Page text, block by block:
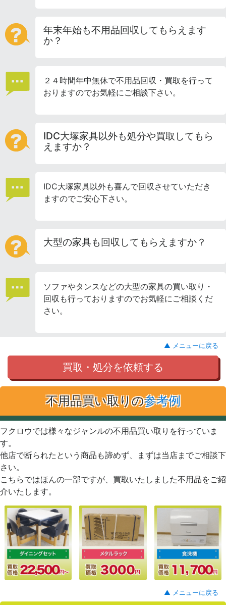
年末年始も不用品回収してもらえます
か？
２４時間年中無休で不用品回収・買取を行って
おりますのでお気軽にご相談下さい。
IDC大塚家具以外も処分や買取してもら
えますか？
IDC大塚家具以外も喜んで回収させていただき
ますのでご安心下さい。
大型の家具も回収してもらえますか？
ソファやタンスなどの大型の家具の買い取り・
回収も行っておりますのでお気軽にご相談くだ
さい。
▲ メニューに戻る
買取・処分を依頼する
不用品買い取りの参考例
フクロウでは様々なジャンルの不用品買い取りを行っていま
す。
他店で断られたという商品も諦めず、まずは当店までご相談下
さい。
こちらではほんの一部ですが、買取いたしました不用品をご紹
介いたします。
▲ メニューに戻る